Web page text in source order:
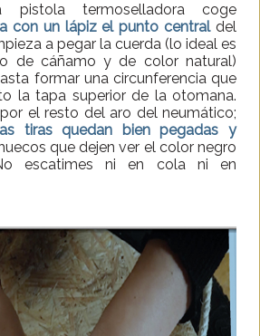
pistola termoselladora coge
con un lápiz el punto centraldel
a pegar la cuerda (lo ideal es
de cáñamo y de color natural)
formar una circunferencia que
la tapa superior de la otomana.
el resto del aro del neumático;
tiras quedan bien pegadas y
que dejen ver el color negro
escatimes ni en cola ni en